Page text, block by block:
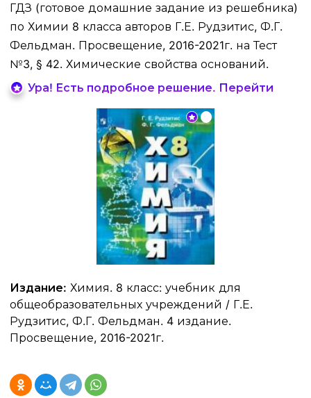
ГДЗ (готовое домашние задание из решебника)
по Химии 8 класса авторов Г.Е. Рудзитис, Ф.Г.
Фельдман. Просвещение, 2016-2021г. на Тест
№3, § 42. Химические свойства оснований.
Ура! Есть подробное решение. Перейти
Издание: Химия. 8 класс: учебник для
общеобразовательных учреждений / Г.Е.
Рудзитис, Ф.Г. Фельдман. 4 издание.
Просвещение, 2016-2021г.